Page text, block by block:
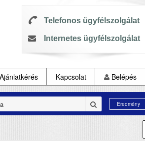
Telefonos ügyfélszolgálat
Internetes ügyfélszolgálat
Ajánlatkérés Kapcsolat Belépés
Eredmény